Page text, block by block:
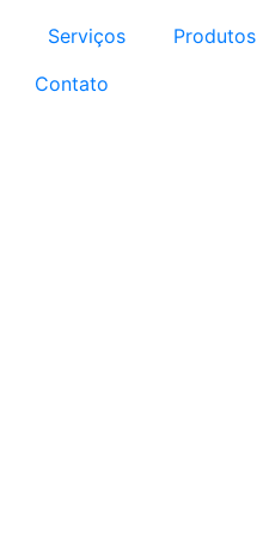
Serviços Produtos
Contato